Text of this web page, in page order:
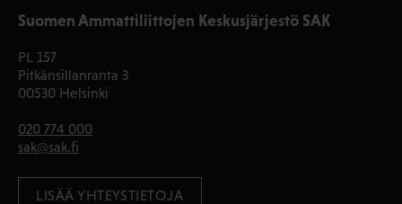
Suomen Ammattiliittojen Keskusjärjestö SAK
PL 157
Pitkänsillanranta 3
00530 Helsinki
020 774 000
sak@sak.fi
LISÄÄ YHTEYSTIETOJA